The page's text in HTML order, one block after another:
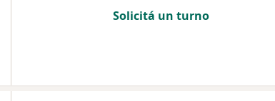
Solicitá un turno